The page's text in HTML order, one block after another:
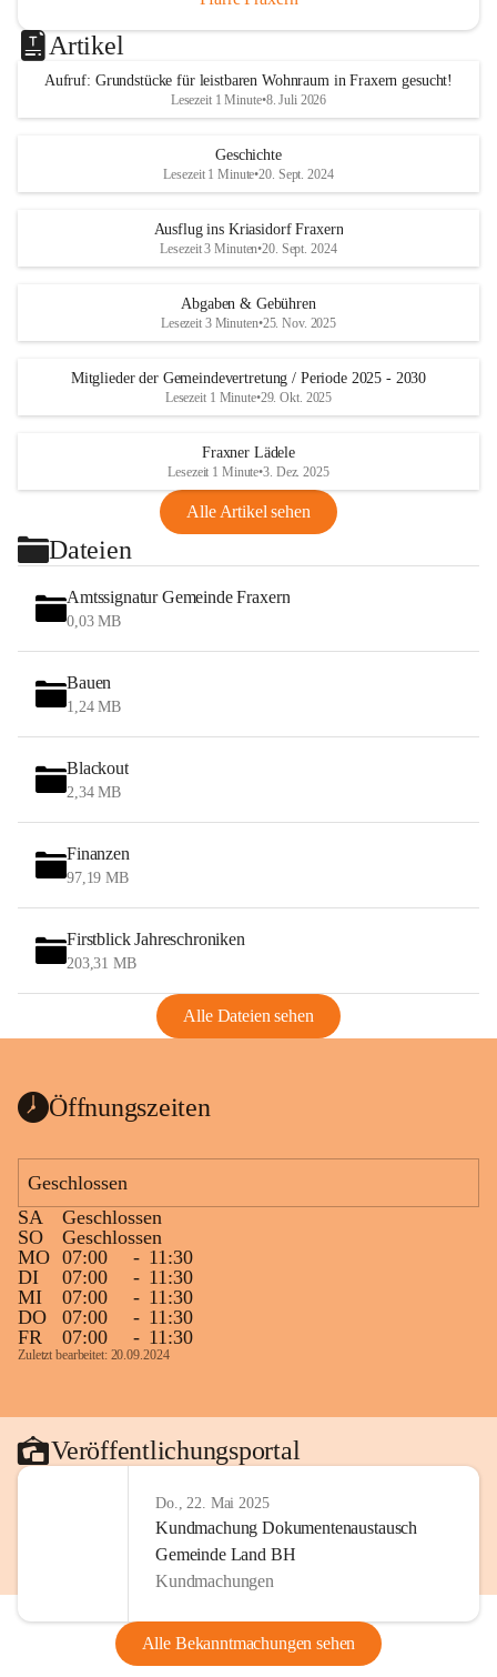
Artikel
Aufruf: Grundstücke für leistbaren Wohnraum in Fraxern gesucht!
Lesezeit 1 Minute•8. Juli 2026
Geschichte
Lesezeit 1 Minute•20. Sept. 2024
Ausflug ins Kriasidorf Fraxern
Lesezeit 3 Minuten•20. Sept. 2024
Abgaben & Gebühren
Lesezeit 3 Minuten•25. Nov. 2025
Mitglieder der Gemeindevertretung / Periode 2025 - 2030
Lesezeit 1 Minute•29. Okt. 2025
Fraxner Lädele
Lesezeit 1 Minute•3. Dez. 2025
Alle Artikel sehen
Dateien
Amtssignatur Gemeinde Fraxern
0,03 MB
Bauen
1,24 MB
Blackout
2,34 MB
Finanzen
97,19 MB
Firstblick Jahreschroniken
203,31 MB
Alle Dateien sehen
Öffnungszeiten
Geschlossen
SA
Geschlossen
SO
Geschlossen
MO 07:00 - 11:30
DI
07:00 - 11:30
MI
07:00 - 11:30
DO
07:00 - 11:30
FR
07:00 - 11:30
Zuletzt bearbeitet: 20.09.2024
Veröffentlichungsportal
Do., 22. Mai 2025
Kundmachung Dokumentenaustausch
Gemeinde Land BH
Kundmachungen
Alle Bekanntmachungen sehen